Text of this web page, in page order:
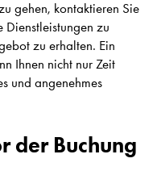
gehen, kontaktieren Sie
Dienstleistungen zu
zu erhalten. Ein
Ihnen nicht nur Zeit
und angenehmes
der Buchung